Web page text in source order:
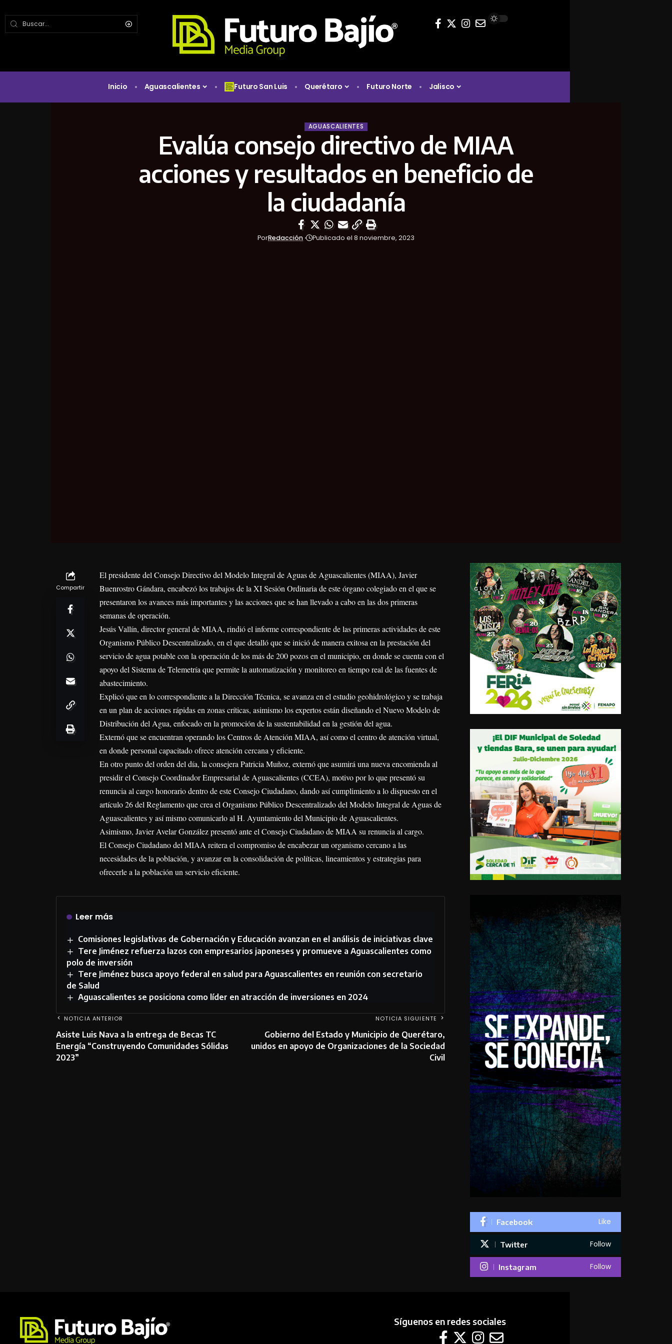
Inicio Aguascalientes Futuro San Luis Querétaro Futuro Norte Jalisco
AGUASCALIENTES
Evalúa consejo directivo de MIAA
acciones y resultados en beneficio de
la ciudadanía
PorRedacción Publicado el 8 noviembre, 2023
Compartir
El presidente del Consejo Directivo del Modelo Integral de Aguas de Aguascalientes (MIAA), Javier
Buenrostro Gándara, encabezó los trabajos de la XI Sesión Ordinaria de este órgano colegiado en el que se
presentaron los avances más importantes y las acciones que se han llevado a cabo en las dos primeras
semanas de operación.
Jesús Vallín, director general de MIAA, rindió el informe correspondiente de las primeras actividades de este
Organismo Público Descentralizado, en el que detalló que se inició de manera exitosa en la prestación del
servicio de agua potable con la operación de los más de 200 pozos en el municipio, en donde se cuenta con el
apoyo del Sistema de Telemetría que permite la automatización y monitoreo en tiempo real de las fuentes de
abastecimiento.
Explicó que en lo correspondiente a la Dirección Técnica, se avanza en el estudio geohidrológico y se trabaja
en un plan de acciones rápidas en zonas críticas, asimismo los expertos están diseñando el Nuevo Modelo de
Distribución del Agua, enfocado en la promoción de la sustentabilidad en la gestión del agua.
Externó que se encuentran operando los Centros de Atención MIAA, así como el centro de atención virtual,
en donde personal capacitado ofrece atención cercana y eficiente.
En otro punto del orden del día, la consejera Patricia Muñoz, externó que asumirá una nueva encomienda al
presidir el Consejo Coordinador Empresarial de Aguascalientes (CCEA), motivo por lo que presentó su
renuncia al cargo honorario dentro de este Consejo Ciudadano, dando así cumplimiento a lo dispuesto en el
artículo 26 del Reglamento que crea el Organismo Público Descentralizado del Modelo Integral de Aguas de
Aguascalientes y así mismo comunicarlo al H. Ayuntamiento del Municipio de Aguascalientes.
Asimismo, Javier Avelar González presentó ante el Consejo Ciudadano de MIAA su renuncia al cargo.
El Consejo Ciudadano del MIAA reitera el compromiso de encabezar un organismo cercano a las
necesidades de la población, y avanzar en la consolidación de políticas, lineamientos y estrategias para
ofrecerle a la población un servicio eficiente.
Leer más
Comisiones legislativas de Gobernación y Educación avanzan en el análisis de iniciativas clave
Tere Jiménez refuerza lazos con empresarios japoneses y promueve a Aguascalientes como
polo de inversión
Tere Jiménez busca apoyo federal en salud para Aguascalientes en reunión con secretario
de Salud
Aguascalientes se posiciona como líder en atracción de inversiones en 2024
NOTICIA ANTERIOR
Asiste Luis Nava a la entrega de Becas TC
Energía “Construyendo Comunidades Sólidas
2023”
NOTICIA SIGUIENTE
Gobierno del Estado y Municipio de Querétaro,
unidos en apoyo de Organizaciones de la Sociedad
Civil
Facebook Like
Twitter Follow
Instagram Follow
Síguenos en redes sociales